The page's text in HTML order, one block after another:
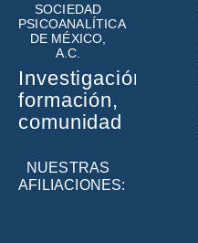
SOCIEDAD
PSICOANALÍTICA
DE MÉXICO,
A.C.
Investigación,
formación,
comunidad
NUESTRAS
AFILIACIONES: